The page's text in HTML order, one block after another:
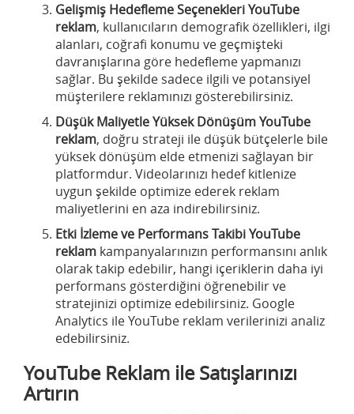
Gelişmiş Hedefleme SeçenekleriYouTube
reklam, kullanıcıların demografik özellikleri, ilgi
alanları, coğrafi konumu ve geçmişteki
davranışlarına göre hedefleme yapmanızı
sağlar. Bu şekilde sadece ilgili ve potansiyel
müşterilere reklamınızı gösterebilirsiniz.
Düşük Maliyetle Yüksek DönüşümYouTube
reklam, doğru strateji ile düşük bütçelerle bile
yüksek dönüşüm elde etmenizi sağlayan bir
platformdur. Videolarınızı hedef kitlenize
uygun şekilde optimize ederek reklam
maliyetlerini en aza indirebilirsiniz.
Etki İzleme ve Performans TakibiYouTube
reklam kampanyalarınızın performansını anlık
olarak takip edebilir, hangi içeriklerin daha iyi
performans gösterdiğini öğrenebilir ve
stratejinizi optimize edebilirsiniz. Google
Analytics ile YouTube reklam verilerinizi analiz
edebilirsiniz.
YouTube Reklam ile Satışlarınızı
Artırın